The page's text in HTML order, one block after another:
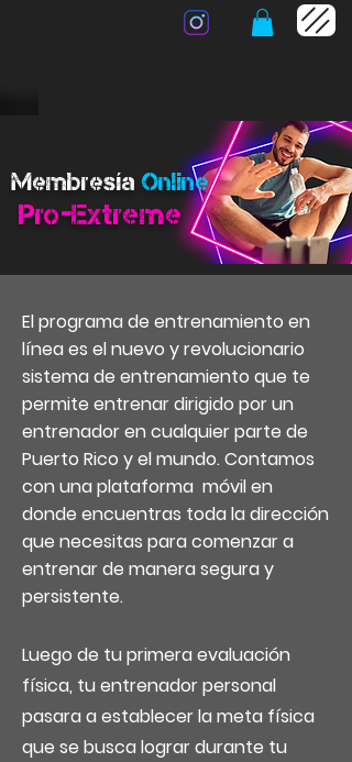
Membresía Online
Pro-Extreme
El programa de entrenamiento en
línea es el nuevo y revolucionario
sistema de entrenamiento que te
permite entrenar dirigido por un
entrenador en cualquier parte de
Puerto Rico y el mundo. Contamos
con una plataforma móvil en
donde encuentras toda la dirección
que necesitas para comenzar a
entrenar de manera segura y
persistente.
Luego de tu primera evaluación
física, tu entrenador personal
pasara a establecer la meta física
que se busca lograr durante tu